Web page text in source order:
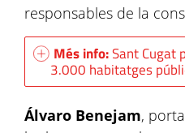
responsables de la
Més info:Sant Cugat
3.000 habitatges
Álvaro Benejam,